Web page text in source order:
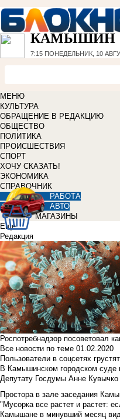
КАМЫШИН
7:15 ПОНЕДЕЛЬНИК, 10
МЕНЮ
КУЛЬТУРА
ОБРАЩЕНИЕ В РЕДАКЦИЮ
ОБЩЕСТВО
ПОЛИТИКА
ПРОИСШЕСТВИЯ
СПОРТ
ХОЧУ СКАЗАТЬ!
ЭКОНОМИКА
СПРАВОЧНИК
РАБОТА
АВТО
МАГАЗИНЫ
Еще
Редакция
Роспотребнадзор посоветовал
Все новости по теме 01.02.2020
Пользователи в соцсетях
В Камышинском городском суде
Депутату Госдумы Анне
Простора в зале заседания
"Мусорка все растет и растет:
Камышане в минувший месяц